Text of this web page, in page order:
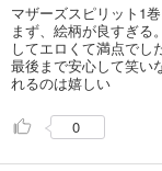
マザーズスピリット1
まず、絵柄が良すぎる
してエロくて満点でし
最後まで安心して笑い
れるのは嬉しい
0